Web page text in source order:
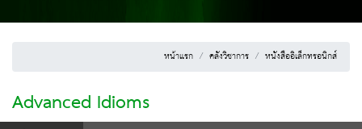
หน้าแรก คลังวิชาการ หนังสืออิเล็กทรอนิกส์
Advanced Idioms